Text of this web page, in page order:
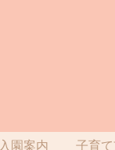
入園案内 子育